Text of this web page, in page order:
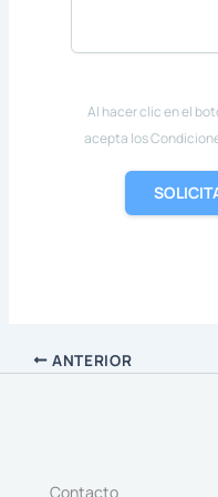
Al hacer clic en el
acepta los
ANTERIOR
Contacto